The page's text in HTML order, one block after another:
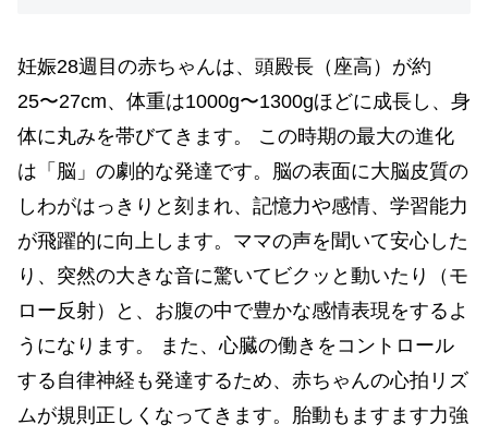
妊娠28週目の赤ちゃんは、頭殿長（座高）が約
25〜27cm、体重は1000g〜1300gほどに成長し、身
体に丸みを帯びてきます。 この時期の最大の進化
は「脳」の劇的な発達です。脳の表面に大脳皮質の
しわがはっきりと刻まれ、記憶力や感情、学習能力
が飛躍的に向上します。ママの声を聞いて安心した
り、突然の大きな音に驚いてビクッと動いたり（モ
ロー反射）と、お腹の中で豊かな感情表現をするよ
うになります。 また、心臓の働きをコントロール
する自律神経も発達するため、赤ちゃんの心拍リズ
ムが規則正しくなってきます。胎動もますます力強